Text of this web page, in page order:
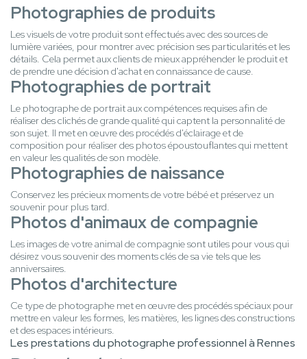
Photographies de produits
Les visuels de votre produit sont effectués avec des sources de
lumière variées, pour montrer avec précision ses particularités et les
détails. Cela permet aux clients de mieux appréhender le produit et
de prendre une décision d'achat en connaissance de cause.
Photographies de portrait
Le photographe de portrait aux compétences requises afin de
réaliser des clichés de grande qualité qui captent la personnalité de
son sujet. Il met en œuvre des procédés d'éclairage et de
composition pour réaliser des photos époustouflantes qui mettent
en valeur les qualités de son modèle.
Photographies de naissance
Conservez les précieux moments de votre bébé et préservez un
souvenir pour plus tard.
Photos d'animaux de compagnie
Les images de votre animal de compagnie sont utiles pour vous qui
désirez vous souvenir des moments clés de sa vie tels que les
anniversaires.
Photos d'architecture
Ce type de photographe met en œuvre des procédés spéciaux pour
mettre en valeur les formes, les matières, les lignes des constructions
et des espaces intérieurs.
Les prestations du photographe professionnel à Rennes